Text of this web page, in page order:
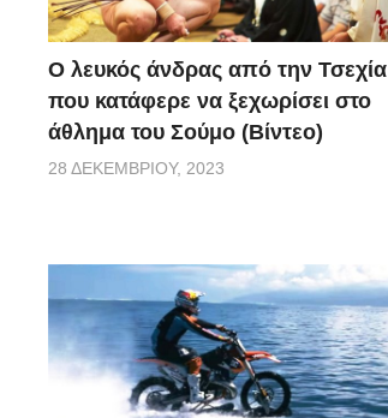
Ο λευκός άνδρας από την Τσεχία
που κατάφερε να ξεχωρίσει στο
άθλημα του Σούμο (Βίντεο)
28 ΔΕΚΕΜΒΡΊΟΥ, 2023